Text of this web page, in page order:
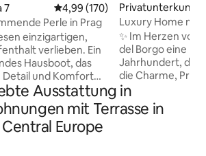
7 Durchschnittliche Bewertung:
4,99 (170)
Perle in Prag
einzigartigen,
verlieben. Ein
Hausboot, das
Detail und Komfort
wirst einen
erleben und
Du kannst
voller Fische
Privatunterkunft
Luxury Home mit
SPA + Alpenblick
✨ Im Herzen von
del Borgo eine
Jahrhundert, die
die Charme,
Wohlbefinden
Holz und Design
dich allein
Ausstattung in
mit Terrasse in
Central Europe